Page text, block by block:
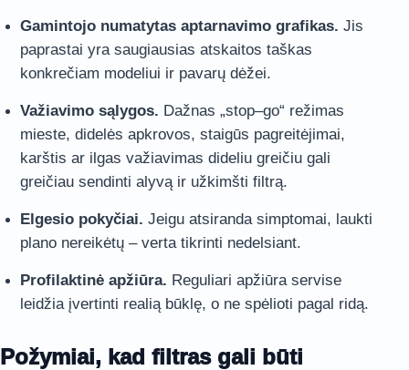
Gamintojo numatytas aptarnavimo grafikas. Jis
paprastai yra saugiausias atskaitos taškas
konkrečiam modeliui ir pavarų dėžei.
Važiavimo sąlygos. Dažnas „stop–go“ režimas
mieste, didelės apkrovos, staigūs pagreitėjimai,
karštis ar ilgas važiavimas dideliu greičiu gali
greičiau sendinti alyvą ir užkimšti filtrą.
Elgesio pokyčiai. Jeigu atsiranda simptomai, laukti
plano nereikėtų – verta tikrinti nedelsiant.
Profilaktinė apžiūra. Reguliari apžiūra servise
leidžia įvertinti realią būklę, o ne spėlioti pagal ridą.
Požymiai, kad filtras gali būti